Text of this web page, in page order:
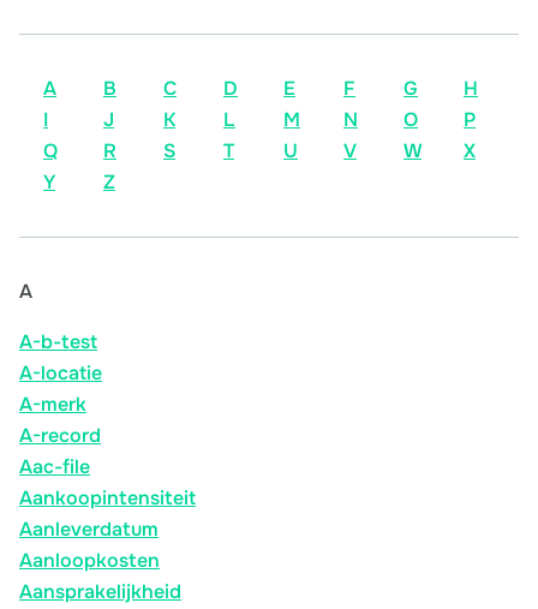
A B C D E F G
H
I
J K L M N O
P
Q
R S T U V W
X
Y
Z
A
A-b-test
A-locatie
A-merk
A-record
Aac-file
Aankoopintensiteit
Aanleverdatum
Aanloopkosten
Aansprakelijkheid